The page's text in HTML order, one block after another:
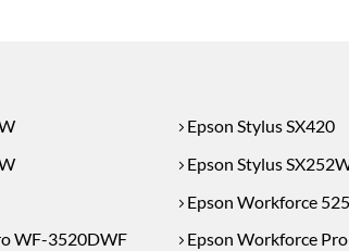
Epson Stylus SX420
Epson Stylus
Epson Workforce 525
WF-3520DWF Epson Workforce